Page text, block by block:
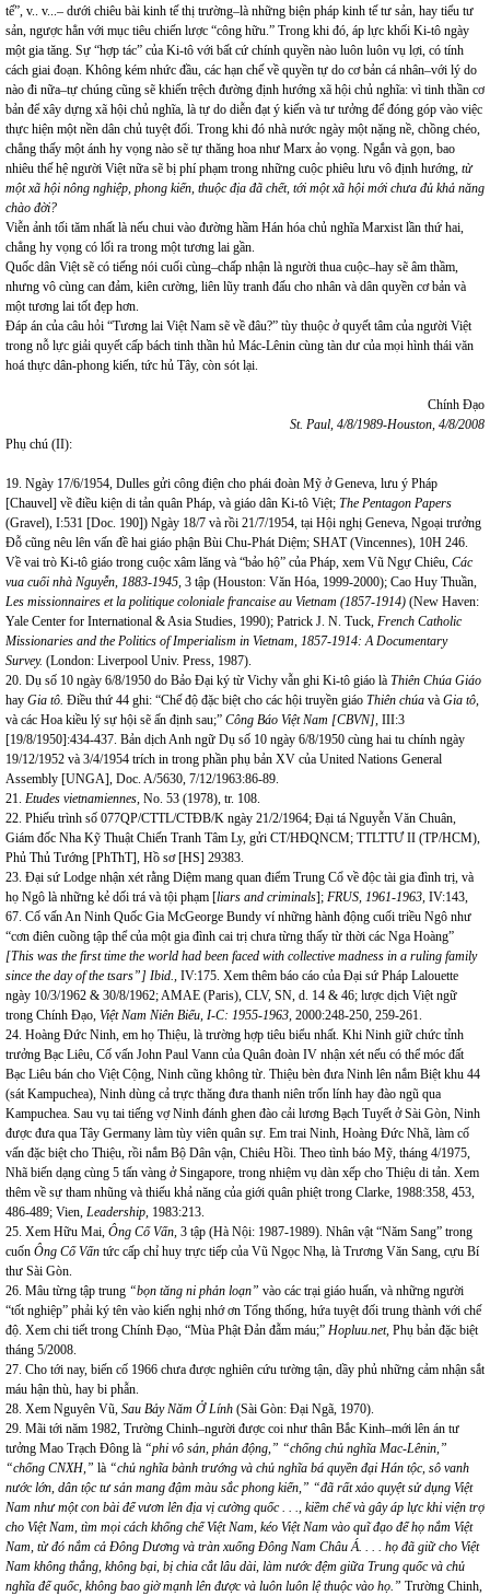
tế”, v.. v...– dưới chiêu bài kinh tế thị trường–là những biện pháp kinh tế tư sản, hay tiểu tư
sản, ngược hẳn với mục tiêu chiến lược “công hữu.” Trong khi đó, áp lực khối Ki-tô ngày
một gia tăng. Sự “hợp tác” của Ki-tô với bất cứ chính quyền nào luôn luôn vụ lợi, có tính
cách giai đoạn. Không kém nhức đầu, các hạn chế về quyền tự do cơ bản cá nhân–với lý do
nào đi nữa–tự chúng cũng sẽ khiến trệch đường định hướng xã hội chủ nghĩa: vì tinh thần cơ
bản để xây dựng xã hội chủ nghĩa, là tự do diễn đạt ý kiến và tư tưởng để đóng góp vào việc
thực hiện một nền dân chủ tuyệt đối. Trong khi đó nhà nước ngày một nặng nề, chồng chéo,
chẳng thấy một ánh hy vọng nào sẽ tự thăng hoa như Marx ảo vọng. Ngắn và gọn, bao
nhiêu thế hệ người Việt nữa sẽ bị phí phạm trong những cuộc phiêu lưu vô định hướng, từ
một xã hội nông nghiệp, phong kiến, thuộc địa đã chết, tới một xã hội mới chưa đủ khả năng
chào đời?
Viễn ảnh tối tăm nhất là nếu chui vào đường hầm Hán hóa chủ nghĩa Marxist lần thứ hai,
chẳng hy vọng có lối ra trong một tương lai gần.
Quốc dân Việt sẽ có tiếng nói cuối cùng–chấp nhận là người thua cuộc–hay sẽ âm thầm,
nhưng vô cùng can đảm, kiên cường, liên lũy tranh đấu cho nhân và dân quyền cơ bản và
một tương lai tốt đẹp hơn.
Đáp án của câu hỏi “Tương lai Việt Nam sẽ về đâu?” tùy thuộc ở quyết tâm của người Việt
trong nỗ lực giải quyết cấp bách tinh thần hủ Mác-Lênin cùng tàn dư của mọi hình thái văn
hoá thực dân-phong kiến, tức hủ Tây, còn sót lại.
Chính Đạo
St. Paul, 4/8/1989-Houston, 4/8/2008
Phụ chú (II):
19. Ngày 17/6/1954, Dulles gửi công điện cho phái đoàn Mỹ ở Geneva, lưu ý Pháp
[Chauvel] về điều kiện di tản quân Pháp, và giáo dân Ki-tô Việt; The Pentagon Papers
(Gravel), I:531 [Doc. 190]) Ngày 18/7 và rồi 21/7/1954, tại Hội nghị Geneva, Ngoại trưởng
Đỗ cũng nêu lên vấn đề hai giáo phận Bùi Chu-Phát Diệm; SHAT (Vincennes), 10H 246.
Về vai trò Ki-tô giáo trong cuộc xâm lăng và “bảo hộ” của Pháp, xem Vũ Ngự Chiêu, Các
vua cuối nhà Nguyễn, 1883-1945, 3 tập (Houston: Văn Hóa, 1999-2000); Cao Huy Thuần,
Les missionnaires et la politique coloniale francaise au Vietnam (1857-1914) (New Haven:
Yale Center for International & Asia Studies, 1990); Patrick J. N. Tuck, French Catholic
Missionaries and the Politics of Imperialism in Vietnam, 1857-1914: A Documentary
Survey. (London: Liverpool Univ. Press, 1987).
20. Dụ số 10 ngày 6/8/1950 do Bảo Đại ký từ Vichy vẫn ghi Ki-tô giáo là Thiên Chúa Giáo
hay Gia tô. Điều thứ 44 ghi: “Chế độ đặc biệt cho các hội truyền giáo Thiên chúa và Gia tô,
và các Hoa kiều lý sự hội sẽ ấn định sau;” Công Báo ViệtNam [CBVN], III:3
[19/8/1950]:434-437. Bản dịch Anh ngữ Dụ số 10 ngày 6/8/1950 cùng hai tu chính ngày
19/12/1952 và 3/4/1954 trích in trong phần phụ bản XV của United Nations General
Assembly [UNGA], Doc. A/5630, 7/12/1963:86-89.
21. Etudes vietnamiennes, No. 53 (1978), tr. 108.
22. Phiếu trình số 077QP/CTTL/CTĐB/K ngày 21/2/1964; Đại tá Nguyễn Văn Chuân,
Giám đốc Nha Kỹ Thuật Chiến Tranh Tâm Ly, gửi CT/HĐQNCM; TTLTTƯ II (TP/HCM),
Phủ Thủ Tướng [PhThT], Hồ sơ [HS] 29383.
23. Đại sứ Lodge nhận xét rằng Diệm mang quan điểm Trung Cổ về độc tài gia đình trị, và
họ Ngô là những kẻ dối trá và tội phạm [liars and criminals]; FRUS, 1961-1963, IV:143,
67. Cố vấn An Ninh Quốc Gia McGeorge Bundy ví những hành động cuối triều Ngô như
“cơn điên cuồng tập thể của một gia đình cai trị chưa từng thấy từ thời các Nga Hoàng”
[This was the first time the world had been faced with collective madness in a ruling family
since the day of the tsars”] Ibid., IV:175. Xem thêm báo cáo của Đại sứ Pháp Lalouette
ngày 10/3/1962 & 30/8/1962; AMAE (Paris), CLV, SN, d. 14 & 46; lược dịch Việt ngữ
trong Chính Đạo, ViệtNam Niên Biểu, I-C: 1955-1963, 2000:248-250, 259-261.
24. Hoàng Đức Ninh, em họ Thiệu, là trường hợp tiêu biểu nhất. Khi Ninh giữ chức tỉnh
trưởng Bạc Liêu, Cố vấn John Paul Vann của Quân đoàn IV nhận xét nếu có thể móc đất
Bạc Liêu bán cho Việt Cộng, Ninh cũng không từ. Thiệu bèn đưa Ninh lên nắm Biệt khu 44
(sátKampuchea), Ninh dùng cả trực thăng đưa thanh niên trốn lính hay đào ngũ qua
Kampuchea. Sau vụ tai tiếng vợ Ninh đánh ghen đào cải lương Bạch Tuyết ở Sài Gòn, Ninh
được đưa qua Tây Germany làm tùy viên quân sự. Em trai Ninh, Hoàng Đức Nhã, làm cố
vấn đặc biệt cho Thiệu, rồi nắm Bộ Dân vận, Chiêu Hồi. Theo tình báo Mỹ, tháng 4/1975,
Nhã biến dạng cùng 5 tấn vàng ở Singapore, trong nhiệm vụ dàn xếp cho Thiệu di tản. Xem
thêm về sự tham nhũng và thiếu khả năng của giới quân phiệt trong Clarke, 1988:358, 453,
486-489; Vien, Leadership, 1983:213.
25. Xem Hữu Mai, Ông Cố Vấn, 3 tập (Hà Nội: 1987-1989). Nhân vật “Năm Sang” trong
cuốn Ông Cố Vấn tức cấp chỉ huy trực tiếp của Vũ Ngọc Nhạ, là Trương Văn Sang, cựu Bí
thư Sài Gòn.
26. Mâu từng tập trung “bọn tăng ni phản loạn” vào các trại giáo huấn, và những người
“tốt nghiệp” phải ký tên vào kiến nghị nhớ ơn Tổng thống, hứa tuyệt đối trung thành với chế
độ. Xem chi tiết trong Chính Đạo, “Mùa Phật Đản đẫm máu;” Hopluu.net, Phụ bản đặc biệt
tháng 5/2008.
27. Cho tới nay, biến cố 1966 chưa được nghiên cứu tường tận, dầy phủ những cảm nhận sắt
máu hận thù, hay bi phẫn.
28. Xem Nguyên Vũ, Sau Bảy Năm Ở Lính (Sài Gòn: Đại Ngã, 1970).
29. Mãi tới năm 1982, Trường Chinh–người được coi như thân Bắc Kinh–mới lên án tư
tưởng Mao Trạch Đông là “phi vô sản, phản động,” “chống chủ nghĩa Mac-Lênin,”
“chống CNXH,” là “chủ nghĩa bành trướng và chủ nghĩa bá quyền đại Hán tộc, sô vanh
nước lớn, dân tộc tư sản mang đậm màu sắc phong kiến,” “đã rất xảo quyệt sử dụng Việt
Nam như một con bài để vươn lên địa vị cường quốc . . ., kiềm chế và gây áp lực khi viện trợ
cho Việt Nam, tìm mọi cách khống chế Việt Nam, kéo Việt Nam vào quĩ đạo để họ nắm Việt
Nam, từ đó nắm cả Đông Dương và tràn xuống Đông Nam Châu Á. . . . họ đã giữ cho Việt
Nam không thắng, không bại, bị chia cắt lâu dài, làm nước đệm giữa Trung quốc và chủ
nghĩa đế quốc, không bao giờ mạnh lên được và luôn luôn lệ thuộc vào họ.” Trường Chinh,